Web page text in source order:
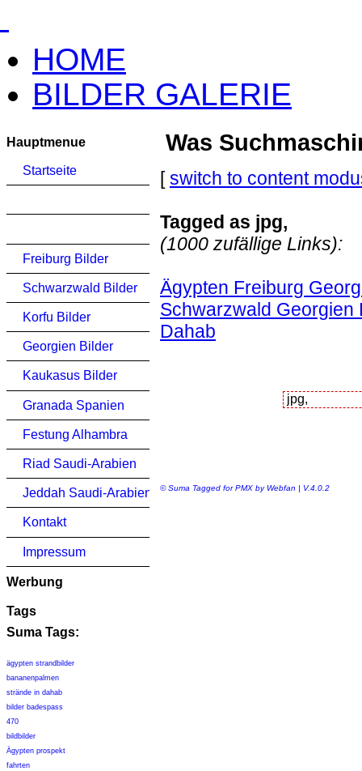
HOME
BILDER GALERIE
Hauptmenue
Startseite
Freiburg Bilder
Schwarzwald Bilder
Korfu Bilder
Georgien Bilder
Kaukasus Bilder
Granada Spanien
Festung Alhambra
Riad Saudi-Arabien
Jeddah Saudi-Arabien
Kontakt
Impressum
Werbung
Tags
Suma Tags:
ägypten strandbilder
bananenpalmen
strände in dahab
bilder badespass
470
bildbilder
Ägypten prospekt
fahrten
Was
[switch to content
Tagged as jpg,
(1000 zufällige Links):
Ägypten Freiburg
Schwarzwald Georgien
Dahab
© Suma Tagged for PMX by Webfan | V.4.0.2